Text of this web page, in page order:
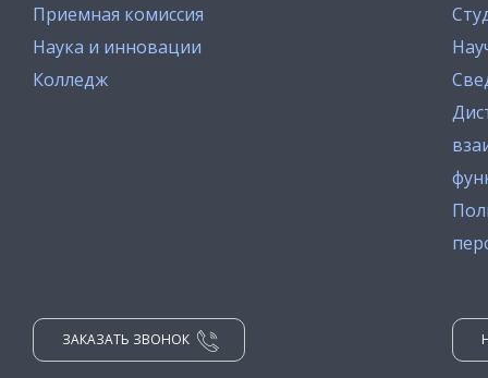
Приемная комиссия
Наука и инновации
Колледж
ЗАКАЗАТЬ ЗВОНОК